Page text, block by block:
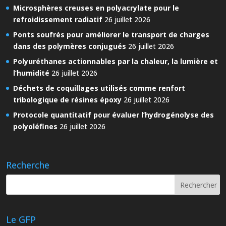
Microsphères creuses en polyacrylate pour le
refroidissement radiatif 26 juillet 2026
Ponts soufrés pour améliorer le transport de charges
dans des polymères conjugués 26 juillet 2026
Polyuréthanes actionnables par la chaleur, la lumière et
l’humidité 26 juillet 2026
Déchets de coquillages utilisés comme renfort
tribologique de résines époxy 26 juillet 2026
Protocole quantitatif pour évaluer l’hydrogénolyse des
polyoléfines 26 juillet 2026
Recherche
Le GFP